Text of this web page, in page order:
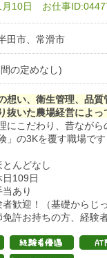
月10日 お仕事
田市、常滑市
の定めなし)
想い、衛生管理、品質
抜いた農場経営によ
にこだわり、昔なが
」の3Kを覆す職場です
んどなし
109日
あり
歓迎！（基礎からじ
免許お持ちの方、経験